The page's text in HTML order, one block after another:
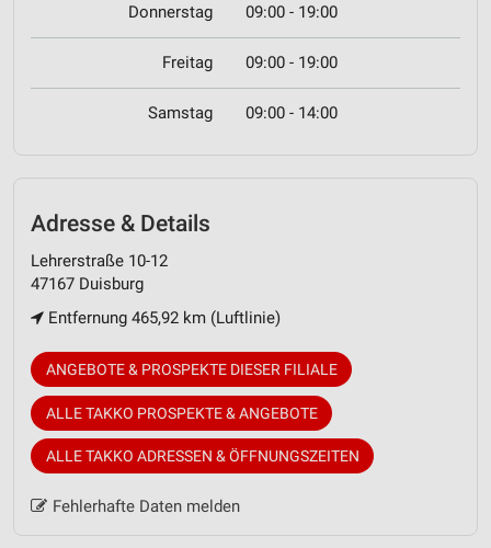
Donnerstag 09:00 - 19:00
Freitag 09:00 - 19:00
Samstag 09:00 - 14:00
Adresse & Details
Lehrerstraße 10-12
47167 Duisburg
Entfernung 465,92 km (Luftlinie)
ANGEBOTE & PROSPEKTE DIESER FILIALE
ALLE TAKKO PROSPEKTE & ANGEBOTE
ALLE TAKKO ADRESSEN & ÖFFNUNGSZEITEN
Fehlerhafte Daten melden